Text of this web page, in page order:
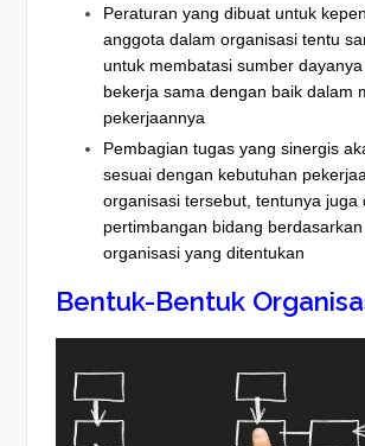
Peraturan yang dibuat untuk
anggota dalam organisasi tentu
untuk membatasi sumber
bekerja sama dengan baik dalam
pekerjaannya
Pembagian tugas yang sinergis
sesuai dengan kebutuhan
organisasi tersebut, tentunya juga
pertimbangan bidang
organisasi yang ditentukan
Bentuk-Bentuk